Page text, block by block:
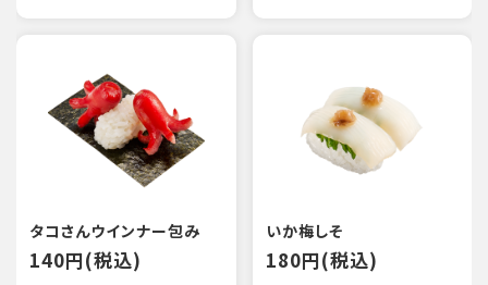
タコさんウインナー包み
140円(税込)
いか梅しそ
180円(税込)